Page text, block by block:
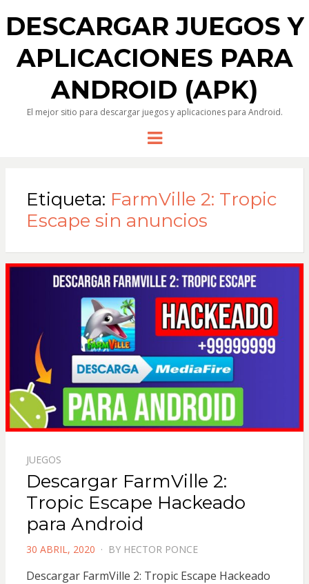
DESCARGAR JUEGOS Y
APLICACIONES PARA
ANDROID (APK)
El mejor sitio para descargar juegos y aplicaciones para Android.
Menu
Etiqueta: FarmVille 2: Tropic
Escape sin anuncios
JUEGOS
Descargar FarmVille 2:
Tropic Escape Hackeado
para Android
POSTED
30 ABRIL, 2020 BY HECTOR PONCE
Descargar FarmVille 2: Tropic Escape Hackeado